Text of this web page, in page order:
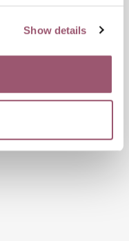
Show details
strategiskt med